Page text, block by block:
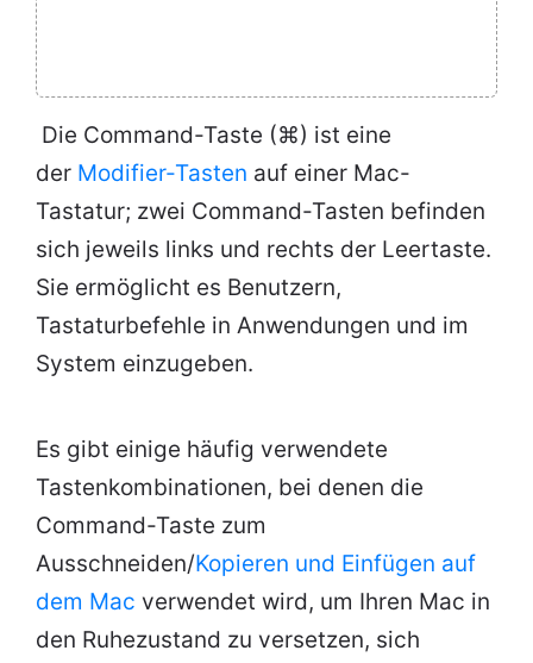
Die Command-Taste (⌘) ist eine
der Modifier-Tasten auf einer Mac-
Tastatur; zwei Command-Tasten befinden
sich jeweils links und rechts der Leertaste.
Sie ermöglicht es Benutzern,
Tastaturbefehle in Anwendungen und im
System einzugeben.
Es gibt einige häufig verwendete
Tastenkombinationen, bei denen die
Command-Taste zum
Ausschneiden/Kopieren und Einfügen auf
dem Mac verwendet wird, um Ihren Mac in
den Ruhezustand zu versetzen, sich